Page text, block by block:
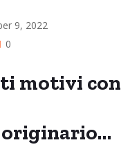
9, 2022
0
motivi con